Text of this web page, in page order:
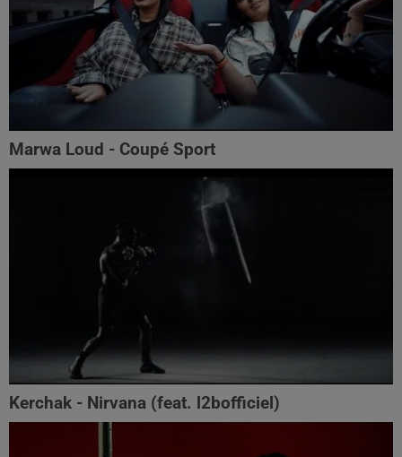
Marwa Loud - Coupé Sport
Kerchak - Nirvana (feat. ‪l2bofficiel‬)